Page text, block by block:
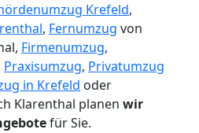
Krefeld,
, Fernumzug von
Firmenumzug,
Praxisumzug, Privatumzug
in Krefeld oder
Klarenthal planen wir
für Sie.